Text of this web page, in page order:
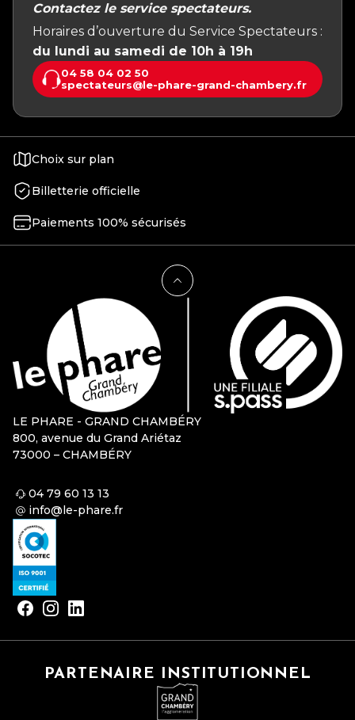
Contactez le service spectateurs.
Horaires d’ouverture du Service Spectateurs :
du lundi au samedi de 10h à 19h
04 58 04 02 50
spectateurs@le-phare-grand-chambery.fr
Choix sur plan
Billetterie officielle
Paiements 100% sécurisés
LE PHARE - GRAND CHAMBÉRY
800, avenue du Grand Ariétaz
73000 – CHAMBÉRY
04 79 60 13 13
info@le-phare.fr
PARTENAIRE INSTITUTIONNEL